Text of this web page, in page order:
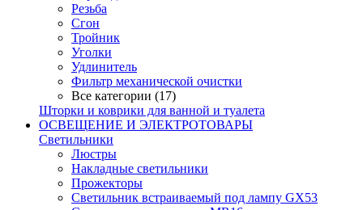
Резьба
Сгон
Тройник
Уголки
Удлинитель
Фильтр механической очистки
Все категории (17)
Шторки и коврики для ванной и туалета
ОСВЕЩЕНИЕ И ЭЛЕКТРОТОВАРЫ
Светильники
Люстры
Накладные светильники
Прожекторы
Светильник встраиваемый под лампу GX53